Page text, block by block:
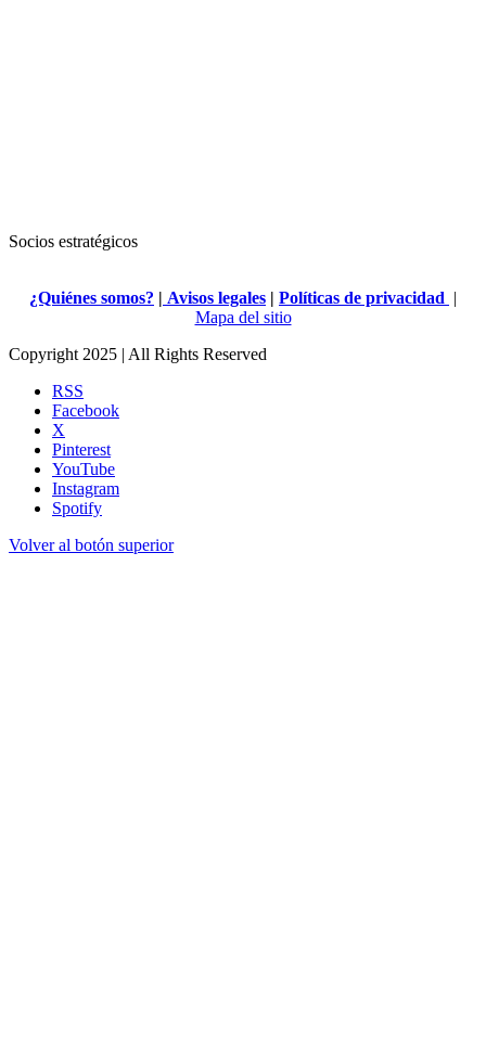
Socios estratégicos
¿Quiénes somos? | Avisos legales | Políticas de privacidad |
Mapa del sitio
Copyright 2025 | All Rights Reserved
RSS
Facebook
X
Pinterest
YouTube
Instagram
Spotify
Volver al botón superior